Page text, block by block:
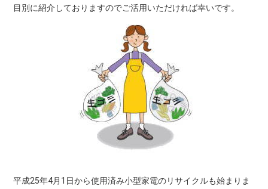
目別に紹介しておりますのでご活用いただければ幸いです。
平成25年4月1日から使用済み小型家電のリサイクルも始まりま